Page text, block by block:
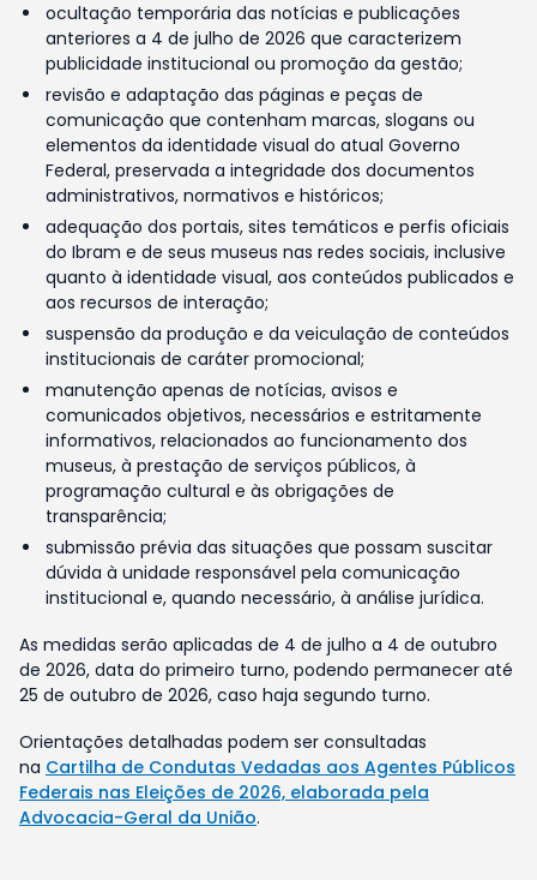
ocultação temporária das notícias e publicações
anteriores a 4 de julho de 2026 que caracterizem
publicidade institucional ou promoção da gestão;
revisão e adaptação das páginas e peças de
comunicação que contenham marcas, slogans ou
elementos da identidade visual do atual Governo
Federal, preservada a integridade dos documentos
administrativos, normativos e históricos;
adequação dos portais, sites temáticos e perfis oficiais
do Ibram e de seus museus nas redes sociais, inclusive
quanto à identidade visual, aos conteúdos publicados e
aos recursos de interação;
suspensão da produção e da veiculação de conteúdos
institucionais de caráter promocional;
manutenção apenas de notícias, avisos e
comunicados objetivos, necessários e estritamente
informativos, relacionados ao funcionamento dos
museus, à prestação de serviços públicos, à
programação cultural e às obrigações de
transparência;
submissão prévia das situações que possam suscitar
dúvida à unidade responsável pela comunicação
institucional e, quando necessário, à análise jurídica.
As medidas serão aplicadas de 4 de julho a 4 de outubro
de 2026, data do primeiro turno, podendo permanecer até
25 de outubro de 2026, caso haja segundo turno.
Orientações detalhadas podem ser consultadas
na Cartilha de Condutas Vedadas aos Agentes Públicos
Federais nas Eleições de 2026, elaborada pela
Advocacia-Geral da União.